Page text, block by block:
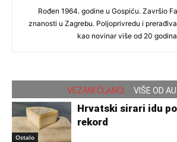
Rođen 1964. godine u Gospiću. Završio
znanosti u Zagrebu. Poljoprivredu i
kao novinar više od 20
VEZANI ČLANCI VIŠE OD
Ostalo
Hrvatski sirari idu
rekord